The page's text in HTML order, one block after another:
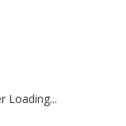
Loading...